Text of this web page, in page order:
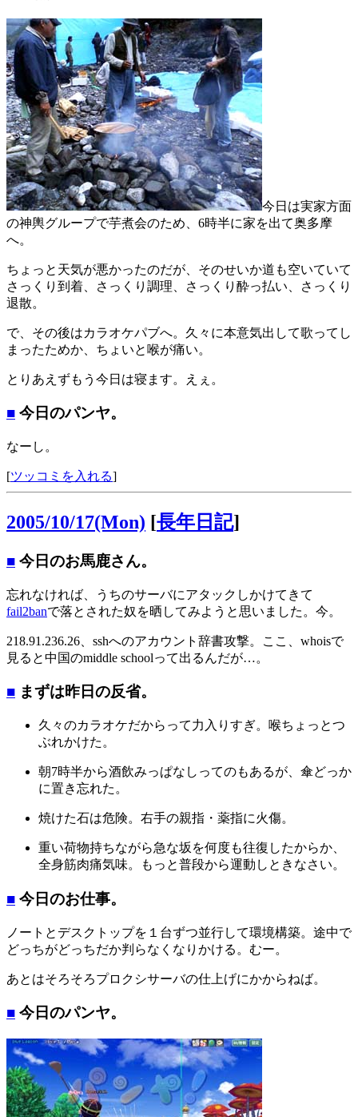
今日は実家方面
の神輿グループで芋煮会のため、6時半に家を出て奥多摩
へ。
ちょっと天気が悪かったのだが、そのせいか道も空いていて
さっくり到着、さっくり調理、さっくり酔っ払い、さっくり
退散。
で、その後はカラオケパブへ。久々に本意気出して歌ってし
まったためか、ちょいと喉が痛い。
とりあえずもう今日は寝ます。えぇ。
■ 今日のパンヤ。
なーし。
[ツッコミを入れる]
2005/10/17(Mon) [長年日記]
■ 今日のお馬鹿さん。
忘れなければ、うちのサーバにアタックしかけてきて
fail2banで落とされた奴を晒してみようと思いました。今。
218.91.236.26、sshへのアカウント辞書攻撃。ここ、whoisで
見ると中国のmiddle schoolって出るんだが…。
■ まずは昨日の反省。
久々のカラオケだからって力入りすぎ。喉ちょっとつ
ぶれかけた。
朝7時半から酒飲みっぱなしってのもあるが、傘どっか
に置き忘れた。
焼けた石は危険。右手の親指・薬指に火傷。
重い荷物持ちながら急な坂を何度も往復したからか、
全身筋肉痛気味。もっと普段から運動しときなさい。
■ 今日のお仕事。
ノートとデスクトップを１台ずつ並行して環境構築。途中で
どっちがどっちだか判らなくなりかける。むー。
あとはそろそろプロクシサーバの仕上げにかからねば。
■ 今日のパンヤ。